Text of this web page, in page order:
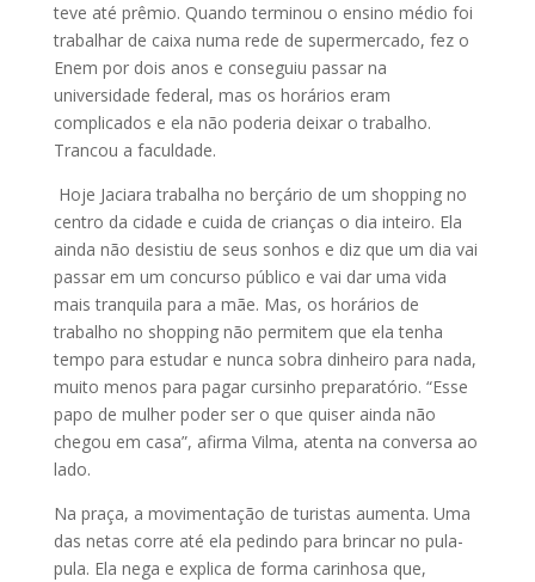
teve até prêmio. Quando terminou o ensino médio foi
trabalhar de caixa numa rede de supermercado, fez o
Enem por dois anos e conseguiu passar na
universidade federal, mas os horários eram
complicados e ela não poderia deixar o trabalho.
Trancou a faculdade.
Hoje Jaciara trabalha no berçário de um shopping no
centro da cidade e cuida de crianças o dia inteiro. Ela
ainda não desistiu de seus sonhos e diz que um dia vai
passar em um concurso público e vai dar uma vida
mais tranquila para a mãe. Mas, os horários de
trabalho no shopping não permitem que ela tenha
tempo para estudar e nunca sobra dinheiro para nada,
muito menos para pagar cursinho preparatório. “Esse
papo de mulher poder ser o que quiser ainda não
chegou em casa”, afirma Vilma, atenta na conversa ao
lado.
Na praça, a movimentação de turistas aumenta. Uma
das netas corre até ela pedindo para brincar no pula-
pula. Ela nega e explica de forma carinhosa que,